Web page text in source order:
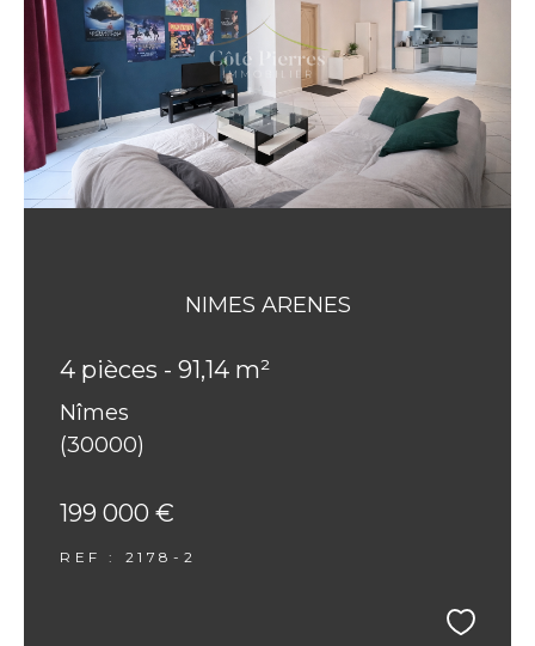
NIMES ARENES
4 pièces - 91,14 m²
Nîmes
(30000)
199 000 €
REF : 2178-2